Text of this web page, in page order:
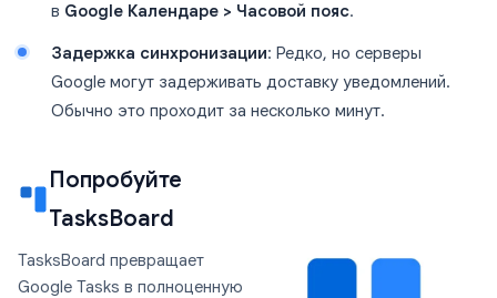
в Google Календаре > Часовой пояс.
Задержка синхронизации: Редко, но серверы
Google могут задерживать доставку уведомлений.
Обычно это проходит за несколько минут.
Попробуйте
TasksBoard
TasksBoard превращает
Google Tasks в полноценную